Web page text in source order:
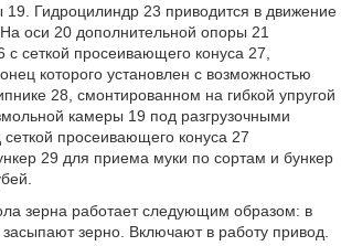
Гидроцилиндр 23 приводится в движение
оси 20 дополнительной опоры 21
с сеткой просеивающего конуса 27,
которого установлен с возможностью
28, смонтированном на гибкой упругой
камеры 19 под разгрузочными
просеивающего конуса 27
29 для приема муки по сортам и бункер
зерна работает следующим образом: в
зерно. Включают в работу привод.